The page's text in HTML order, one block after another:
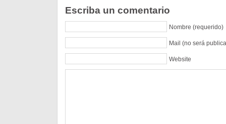
Escriba un comentario
Nombre (requerido)
Mail (no será
Website